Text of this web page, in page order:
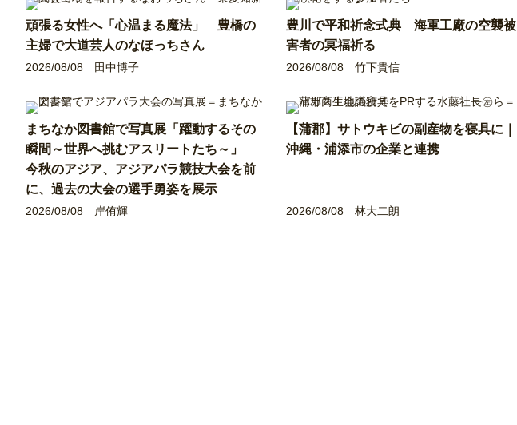
頑張る女性へ「心温まる魔法」 豊橋の
主婦で大道芸人のなほっちさん
2026/08/08 田中博子
豊川で平和祈念式典 海軍工廠の空襲被
害者の冥福祈る
2026/08/08 竹下貴信
まちなか図書館で写真展「躍動するその
瞬間～世界へ挑むアスリートたち～」
今秋のアジア、アジアパラ競技大会を前
に、過去の大会の選手勇姿を展示
2026/08/08 岸侑輝
【蒲郡】サトウキビの副産物を寝具に｜
沖縄・浦添市の企業と連携
2026/08/08 林大二朗